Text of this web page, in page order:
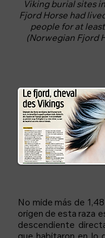
Viking burial sites
Fjord Horse had
people for at
(Norwegian Fjord
No mide más de
origen de esta raza
descendiente